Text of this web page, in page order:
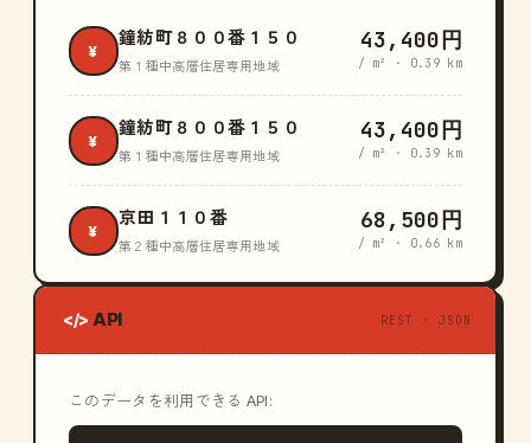
¥
鐘紡町８００番１５０
第１種中高層住居専用地域
43,400円
/ m² · 0.39 km
¥
鐘紡町８００番１５０
第１種中高層住居専用地域
43,400円
/ m² · 0.39 km
¥
京田１１０番
第２種中高層住居専用地域
68,500円
/ m² · 0.66 km
</> API REST · JSON
このデータを利用できる API: